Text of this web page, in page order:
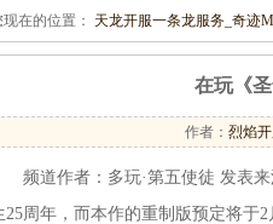
现在的位置： 天龙开服一条龙服务_奇迹
在玩《
作者： 烈焰
道作者：多玩·第五使徒 发表来
25周年，而本作的重制版预定将于2